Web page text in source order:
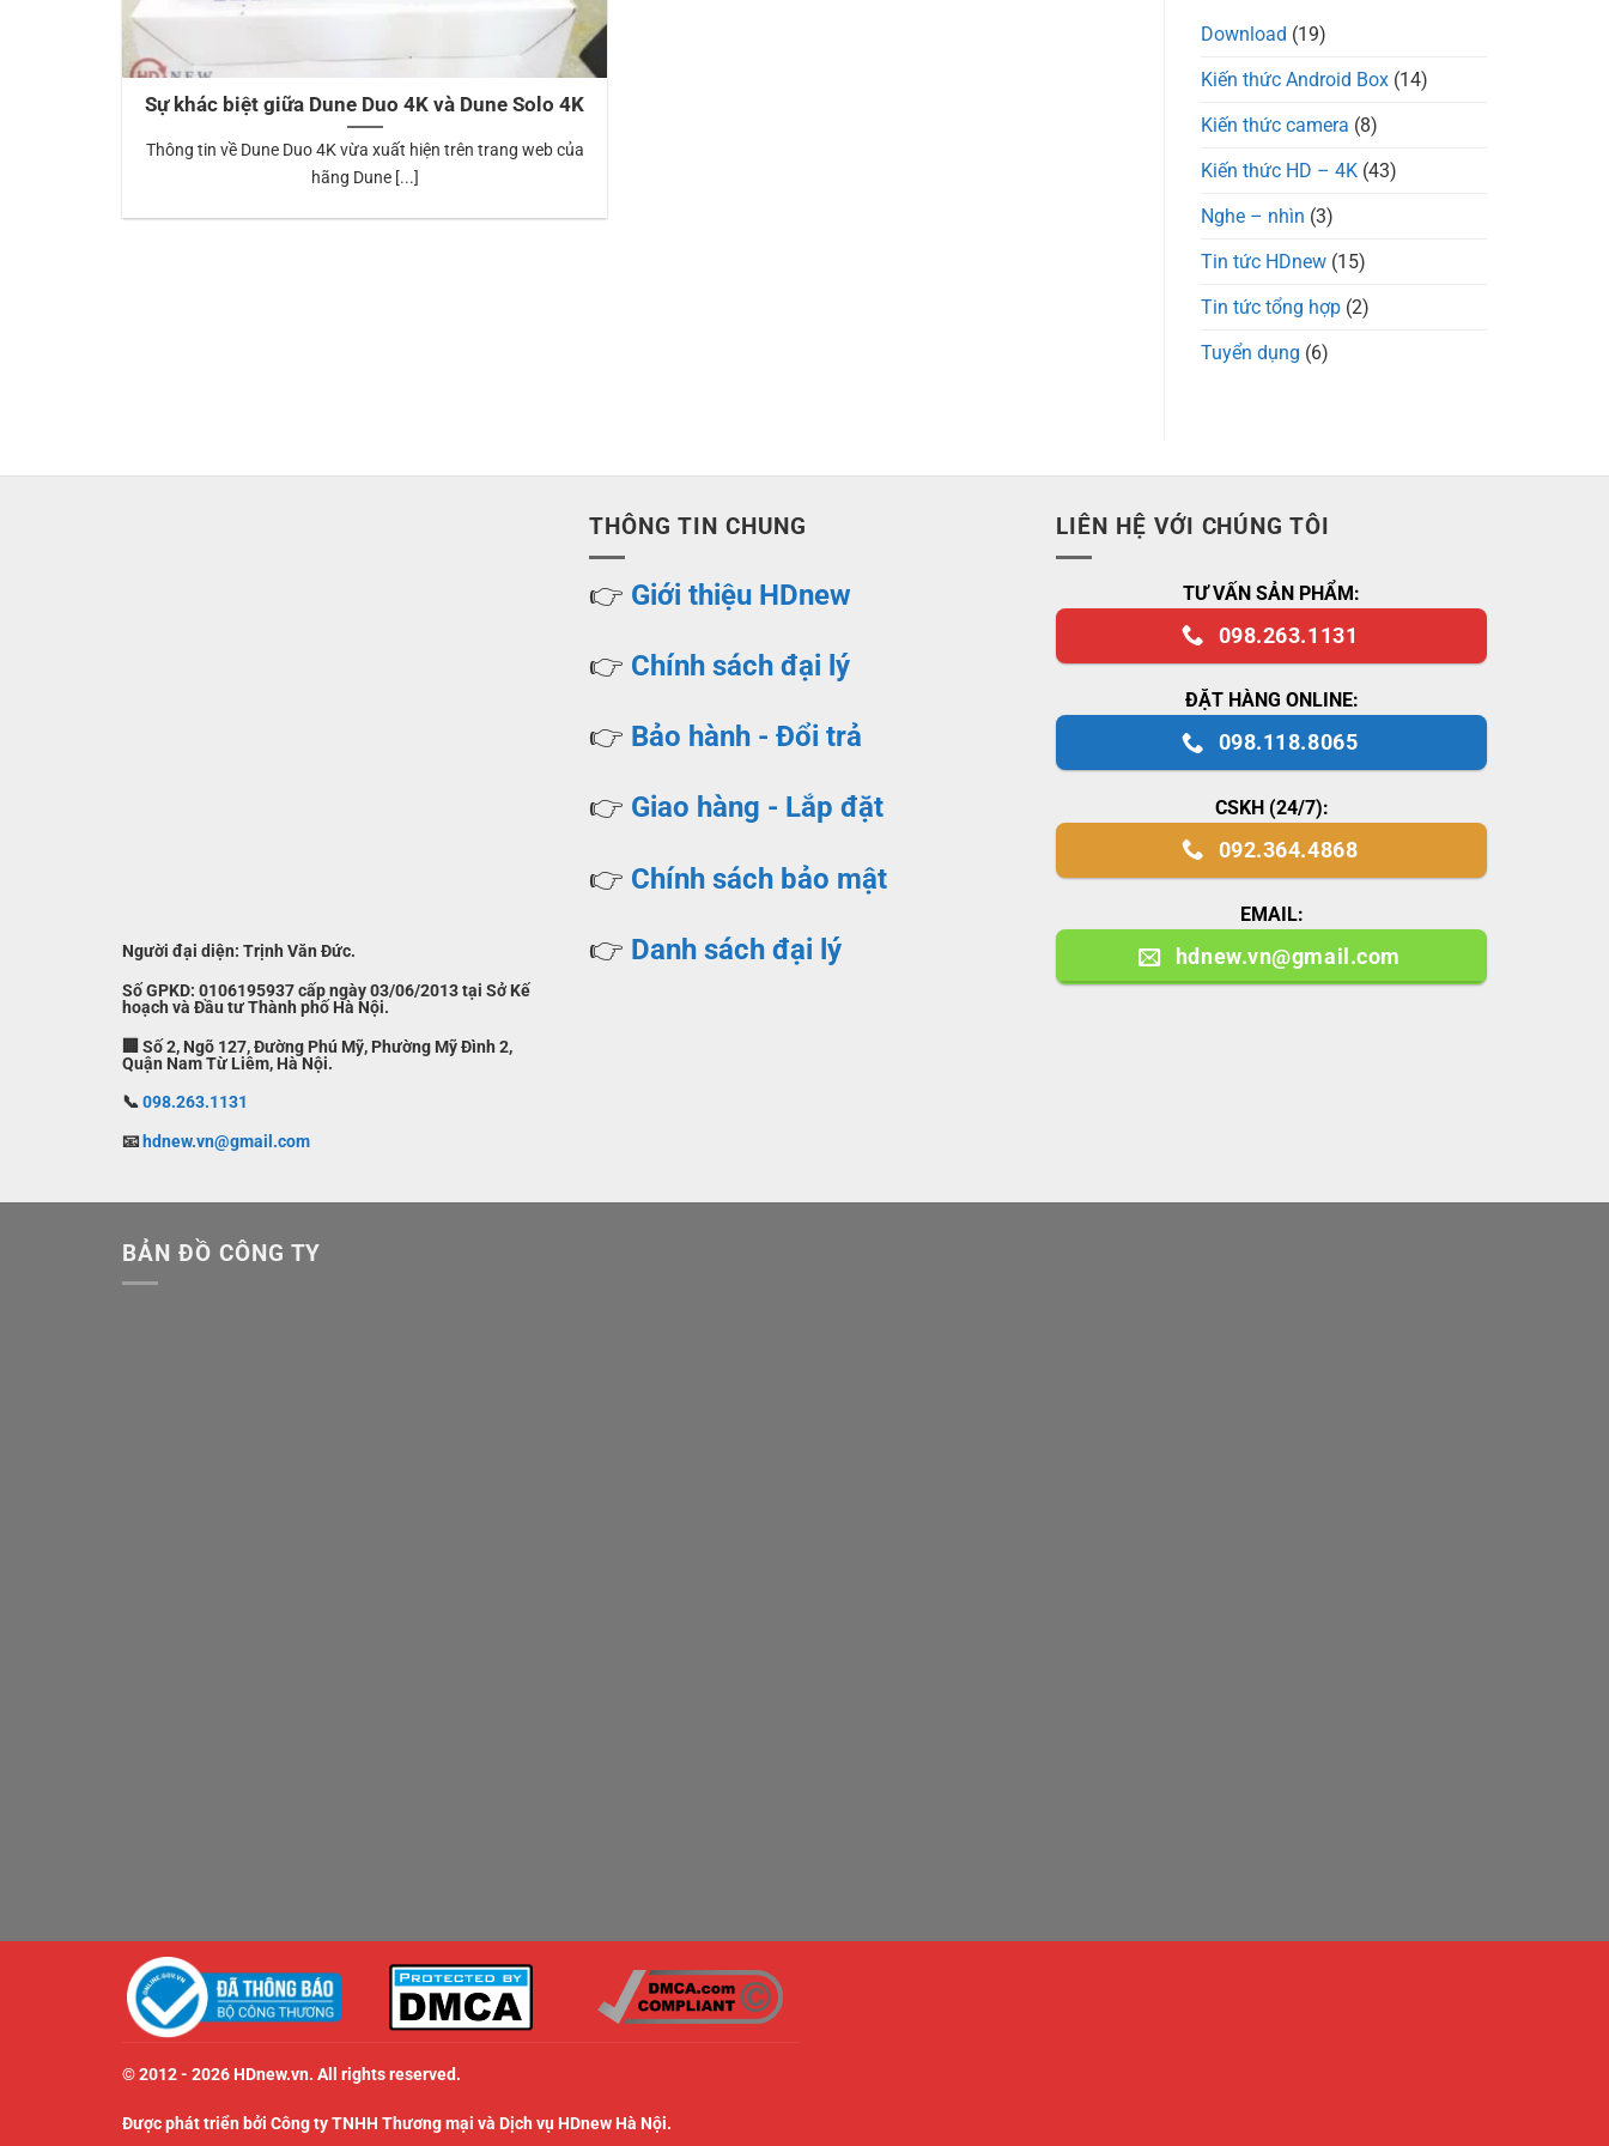
Sự khác biệt giữa Dune Duo 4K và Dune Solo 4K
Thông tin về Dune Duo 4K vừa xuất hiện trên trang web của
hãng Dune [...]
Download (19)
Kiến thức Android Box (14)
Kiến thức camera (8)
Kiến thức HD – 4K (43)
Nghe – nhìn (3)
Tin tức HDnew (15)
Tin tức tổng hợp (2)
Tuyển dụng (6)
Người đại diện: Trịnh Văn Đức.
Số GPKD: 0106195937 cấp ngày 03/06/2013 tại Sở Kế
hoạch và Đầu tư Thành phố Hà Nội.
🏢 Số 2, Ngõ 127, Đường Phú Mỹ, Phường Mỹ Đình 2,
Quận Nam Từ Liêm, Hà Nội.
📞098.263.1131
📧 hdnew.vn@gmail.com
THÔNG TIN CHUNG
👉 Giới thiệu HDnew
👉 Chính sách đại lý
👉 Bảo hành - Đổi trả
👉 Giao hàng - Lắp đặt
👉 Chính sách bảo mật
👉 Danh sách đại lý
LIÊN HỆ VỚI CHÚNG TÔI
TƯ VẤN SẢN PHẨM:
098.263.1131
ĐẶT HÀNG ONLINE:
098.118.8065
CSKH (24/7):
092.364.4868
EMAIL:
hdnew.vn@gmail.com
BẢN ĐỒ CÔNG TY
© 2012 - 2026 HDnew.vn. All rights reserved.
Được phát triển bởi Công ty TNHH Thương mại và Dịch vụ HDnew Hà Nội.